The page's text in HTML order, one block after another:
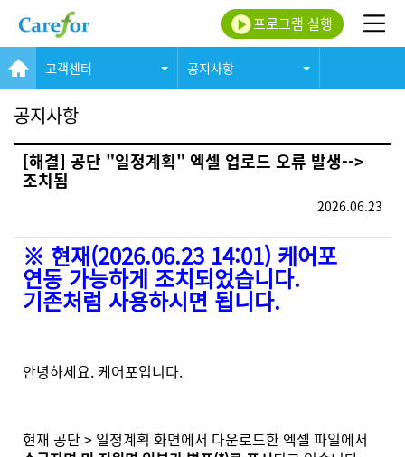
프로그램 실행
고객센터 공지사항
공지사항
[해결] 공단 "일정계획" 엑셀 업로드 오류 발생-->
조치됨
2026.06.23
※ 현재(2026.06.23 14:01) 케어포
연동 가능하게 조치되었습니다.
기존처럼 사용하시면 됩니다.
안녕하세요. 케어포입니다.
현재 공단 > 일정계획 화면에서 다운로드한 엑셀 파일에서